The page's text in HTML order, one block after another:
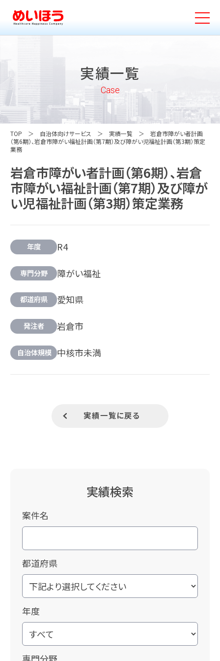
実績一覧
Case
TOP 自治体向けサービス 実績一覧
岩倉市障がい者計画
（第6期）、岩倉市障がい福祉計画（第7期）及び障がい児福祉計画（第3期）策定
業務
岩倉市障がい者計画（第6期）、岩倉
市障がい福祉計画（第7期）及び障が
い児福祉計画（第3期）策定業務
年度 R4
専門分野 障がい福祉
都道府県 愛知県
発注者 岩倉市
自治体規模 中核市未満
実績一覧に戻る
実績検索
案件名
都道府県
年度